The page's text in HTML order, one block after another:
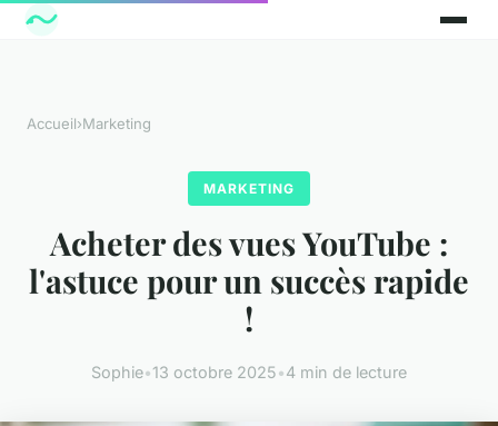
Accueil›Marketing
MARKETING
Acheter des vues YouTube :
l'astuce pour un succès rapide
!
Sophie•13 octobre 2025•4 min de lecture